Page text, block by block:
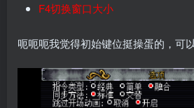
F4切换窗口大小
呃呃呃我觉得初始键位挺操蛋的，可